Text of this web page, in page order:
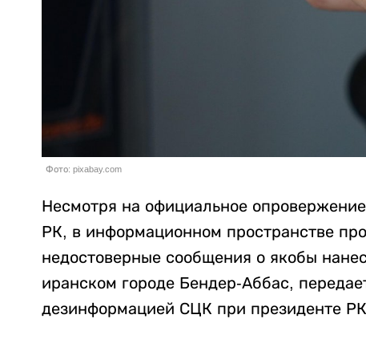
Фото: pixabay.com
Несмотря на официальное
РК, в информационном пространстве
недостоверные сообщения о якобы
иранском городе Бендер-Аббас,
дезинформацией СЦК при президенте